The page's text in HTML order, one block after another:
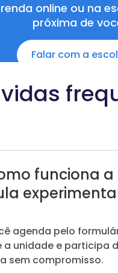
online ou na
próxima de
Falar com a
funciona a
agenda pelo
a unidade e participa
sem compromisso.